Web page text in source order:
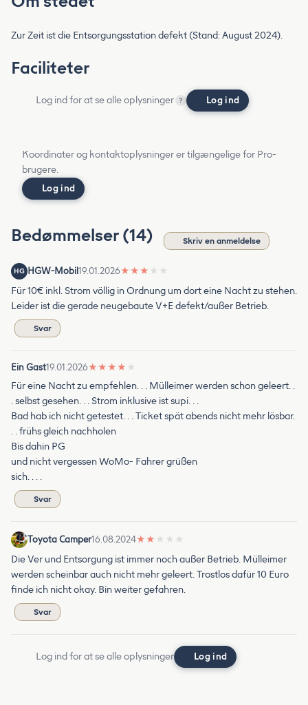
Zur Zeit ist die Entsorgungsstation defekt (Stand: August 2024).
Faciliteter
Log ind for at se alle oplysninger ? Log ind
Koordinater og kontaktoplysninger er tilgængelige for Pro-
brugere.
Log ind
Bedømmelser (14) Skriv en anmeldelse
HG HGW-Mobil19.01.2026★ ★ ★ ★ ★
Für 10€ inkl. Strom völlig in Ordnung um dort eine Nacht zu stehen.
Leider ist die gerade neugebaute V+E defekt/außer Betrieb.
Svar
Ein Gast19.01.2026★ ★ ★ ★ ★
Für eine Nacht zu empfehlen. . . Mülleimer werden schon geleert. .
. selbst gesehen. . . Strom inklusive ist supi. . .
Bad hab ich nicht getestet. . . Ticket spät abends nicht mehr lösbar.
. . frühs gleich nachholen
Bis dahin PG
und nicht vergessen WoMo- Fahrer grüßen
sich. . . .
Svar
Toyota Camper16.08.2024★ ★ ★ ★ ★
Die Ver und Entsorgung ist immer noch außer Betrieb. Mülleimer
werden scheinbar auch nicht mehr geleert. Trostlos dafür 10 Euro
finde ich nicht okay. Bin weiter gefahren.
Svar
Log ind for at se alle oplysninger Log ind